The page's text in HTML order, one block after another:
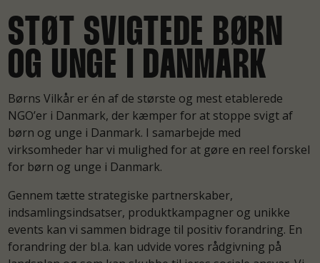
STØT SVIGTEDE BØRN
OG UNGE I DANMARK
Børns Vilkår er én af de største og mest etablerede
NGO’er i Danmark, der kæmper for at stoppe svigt af
børn og unge i Danmark. I samarbejde med
virksomheder har vi mulighed for at gøre en reel forskel
for børn og unge i Danmark.
Gennem tætte strategiske partnerskaber,
indsamlingsindsatser, produktkampagner og unikke
events kan vi sammen bidrage til positiv forandring. En
forandring der bl.a. kan udvide vores rådgivning på